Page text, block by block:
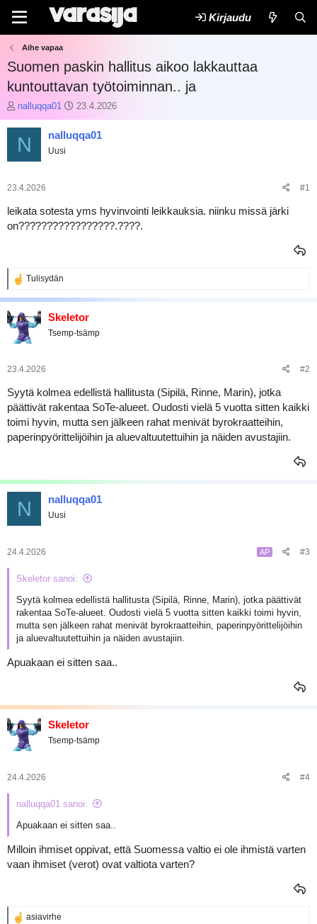
Kirjaudu
Aihe vapaa
Suomen paskin hallitus aikoo lakkauttaa
kuntouttavan työtoiminnan.. ja
K
e
s
k
l
u
n
o
i
t
a
j
nalluqqa01
A
l
o
i
ä
i
v
r
23.4.2026
N nalluqqa01
Uusi
23.4.2026 #1
leikata sotesta yms hyvinvointi leikkauksia. niinku missä järki
on?????????????????.????.
R
a
t
i
o
:
Tulisydän
Skeletor
Tsemp-tsämp
23.4.2026 #2
Syytä kolmea edellistä hallitusta (Sipilä, Rinne, Marin), jotka
päättivät rakentaa SoTe-alueet. Oudosti vielä 5 vuotta sitten kaikki
toimi hyvin, mutta sen jälkeen rahat menivät byrokraatteihin,
paperinpyörittelijöihin ja aluevaltuutettuihin ja näiden avustajiin.
N nalluqqa01
Uusi
24.4.2026 AP #3
Skeletor sanoi:
Syytä kolmea edellistä hallitusta (Sipilä, Rinne, Marin), jotka päättivät
rakentaa SoTe-alueet. Oudosti vielä 5 vuotta sitten kaikki toimi hyvin,
mutta sen jälkeen rahat menivät byrokraatteihin, paperinpyörittelijöihin
ja aluevaltuutettuihin ja näiden avustajiin.
Apuakaan ei sitten saa..
Skeletor
Tsemp-tsämp
24.4.2026 #4
nalluqqa01 sanoi:
Apuakaan ei sitten saa..
Milloin ihmiset oppivat, että Suomessa valtio ei ole ihmistä varten
vaan ihmiset (verot) ovat valtiota varten?
R
asiavirhe